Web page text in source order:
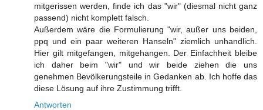
mitgerissen werden, finde ich das "wir" (diesmal nicht ganz
passend) nicht komplett falsch.
Außerdem wäre die Formulierung "wir, außer uns beiden,
ppq und ein paar weiteren Hanseln" ziemlich unhandlich.
Hier gilt mitgefangen, mitgehangen. Der Einfachheit bleibe
ich daher beim "wir" und wir beide ziehen die uns
genehmen Bevölkerungsteile in Gedanken ab. Ich hoffe das
diese Lösung auf ihre Zustimmung trifft.
Antworten